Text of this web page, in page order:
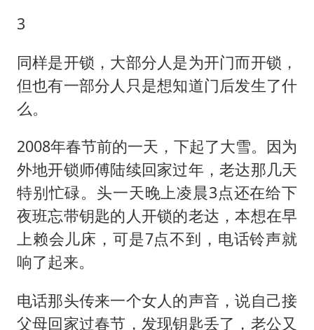
3
同样是开锁，大部分人是为开门而开锁，
但也有一部分人只是想知道门后发生了什
么。
2008年春节前的一天，下起了大雪。因为
外地开锁师傅陆续回家过年，老达那几天
特别忙碌。头一天晚上凌晨3点还在给下
夜班忘带钥匙的人开锁的老达，本想在早
上赖会儿床，可是7点不到，电话铃声就
响了起来。
电话那头传来一个女人的声音，说自己接
父母回家过春节，发现钥匙丢了，老公又